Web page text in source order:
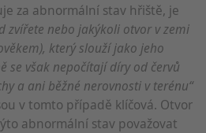
za abnormální stav hřiště, je
zvířete nebo jakýkoli otvor v zemi
který slouží jako jeho
se však nepočítají díry od červů
a ani běžné nerovnosti v terénu“
v tomto případě klíčová. Otvor
abnormální stav považovat